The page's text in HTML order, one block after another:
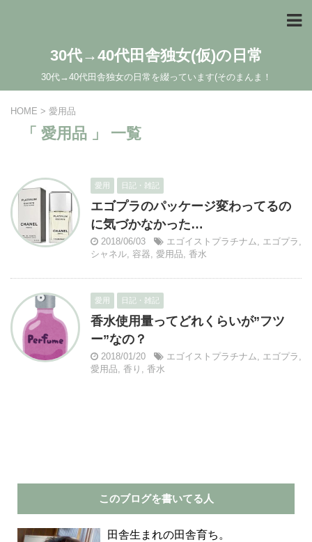
30代→40代田舎独女(仮)の日常
30代→40代田舎独女の日常を綴っています(そのまんま！
HOME > 愛用品
「 愛用品 」 一覧
愛用 日記・雑記
エゴプラのパッケージ変わってるの
に気づかなかった…
2018/06/03 エゴイストプラチナム, エゴプラ ,
シャネル, 容器, 愛用品, 香水
愛用 日記・雑記
香水使用量ってどれくらいが”フツ
ー”なの？
2018/01/20 エゴイストプラチナム, エゴプラ ,
愛用品, 香り , 香水
このブログを書いてる人
田舎生まれの田舎育ち。